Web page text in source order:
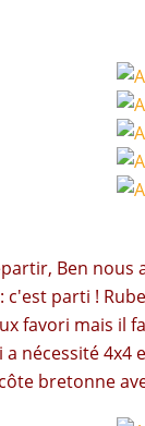
Ben nous
c'est parti !
favori mais il
a nécessité 4x4
bretonne